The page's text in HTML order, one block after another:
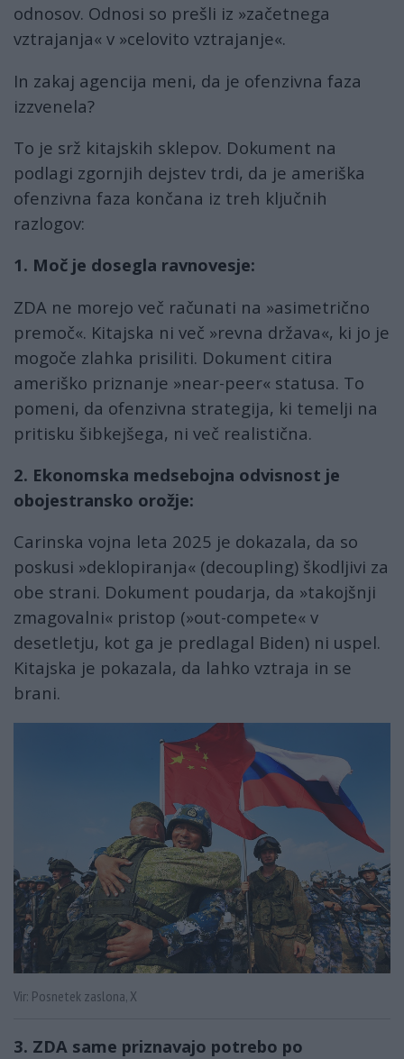
odnosov. Odnosi so prešli iz »začetnega
vztrajanja« v »celovito vztrajanje«.
In zakaj agencija meni, da je ofenzivna faza
izzvenela?
To je srž kitajskih sklepov. Dokument na
podlagi zgornjih dejstev trdi, da je ameriška
ofenzivna faza končana iz treh ključnih
razlogov:
1. Moč je dosegla ravnovesje:
ZDA ne morejo več računati na »asimetrično
premoč«. Kitajska ni več »revna država«, ki jo je
mogoče zlahka prisiliti. Dokument citira
ameriško priznanje »near-peer« statusa. To
pomeni, da ofenzivna strategija, ki temelji na
pritisku šibkejšega, ni več realistična.
2. Ekonomska medsebojna odvisnost je
obojestransko orožje:
Carinska vojna leta 2025 je dokazala, da so
poskusi »deklopiranja« (decoupling) škodljivi za
obe strani. Dokument poudarja, da »takojšnji
zmagovalni« pristop (»out-compete« v
desetletju, kot ga je predlagal Biden) ni uspel.
Kitajska je pokazala, da lahko vztraja in se
brani.
Vir: Posnetek zaslona, X
3. ZDA same priznavajo potrebo po